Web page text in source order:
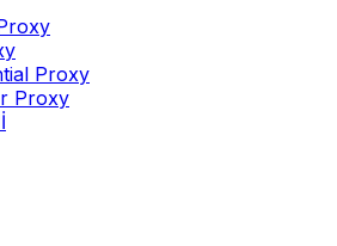
Proxy
Proxy